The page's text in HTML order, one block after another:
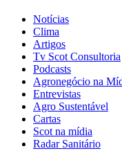
Notícias
Clima
Artigos
Tv Scot Consultoria
Podcasts
Agronegócio na
Entrevistas
Agro Sustentável
Cartas
Scot na mídia
Radar Sanitário